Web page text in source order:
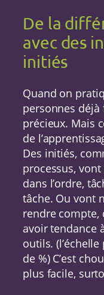
De la
avec des
initiés
Quand on
personnes
précieux. Mais
de
Des initiés,
processus,
dans l’ordre,
tâche. Ou vont
rendre compte,
avoir tendance
outils.
de %) C’est
plus facile,